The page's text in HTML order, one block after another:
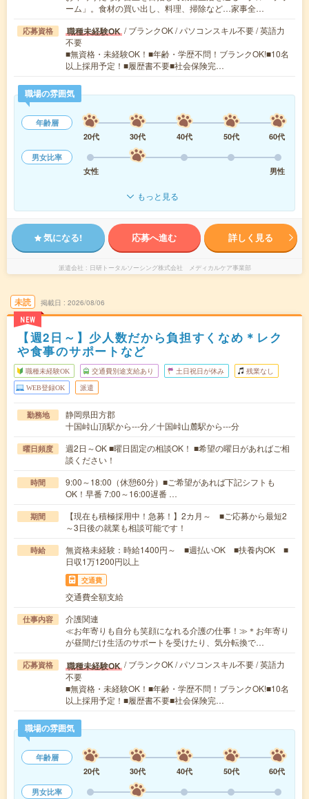
ーム」。食材の買い出し、料理、掃除など…家事全…
応募資格 職種未経験OK / ブランクOK / パソコンスキル不要 / 英語力
不要
■無資格・未経験OK！■年齢・学歴不問！ブランクOK!■10名
以上採用予定！■履歴書不要■社会保険完…
職場の雰囲気
年齢層
20代
30代 40代 50代
60代
男女比率
女性
男性
もっと見る
気になる! 応募へ進む 詳しく見る
派遣会社 日研トータルソーシング株式会社 メディカルケア事業部
未読
NEW
掲載日 2026/08/06
【週2日～】少人数だから負担すくなめ＊レク
や食事のサポートなど
職種未経験OK 交通費別途支給あり 土日祝日が休み 残業なし
WEB登録OK 派遣
勤務地
静岡県田方郡
十国峠山頂駅から---分／十国峠山麓駅から---分
曜日頻度
週2日～OK ■曜日固定の相談OK！ ■希望の曜日があればご相
談ください！
時間
9:00～18:00（休憩60分）■ご希望があれば下記シフトも
OK！早番 7:00～16:00遅番 …
期間
【現在も積極採用中！急募！】2カ月～ ■ご応募から最短2
～3日後の就業も相談可能です！
時給
無資格未経験：時給1400円～ ■週払いOK ■扶養内OK ■
日収1万1200円以上
交通費
交通費全額支給
仕事内容
介護関連
≪お年寄りも自分も笑顔になれる介護の仕事！≫＊お年寄り
が昼間だけ生活のサポートを受けたり、気分転換で…
応募資格 職種未経験OK / ブランクOK / パソコンスキル不要 / 英語力
不要
■無資格・未経験OK！■年齢・学歴不問！ブランクOK!■10名
以上採用予定！■履歴書不要■社会保険完…
職場の雰囲気
年齢層
20代
30代 40代 50代
60代
男女比率